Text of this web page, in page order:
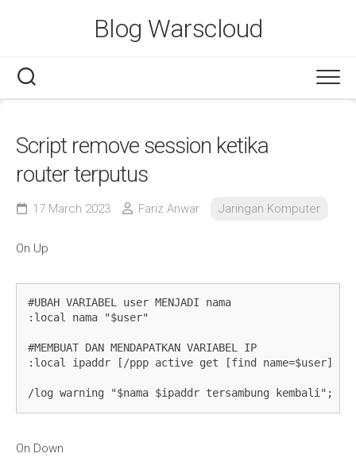
Blog Warscloud
Script remove session ketika
router terputus
17 March 2023 Fariz Anwar Jaringan Komputer
On Up
#UBAH VARIABEL user MENJADI nama
:local nama "$user"
#MEMBUAT DAN MENDAPATKAN VARIABEL IP
:local ipaddr [/ppp active get [find name=$user]
/log warning "$nama $ipaddr tersambung kembali";
On Down